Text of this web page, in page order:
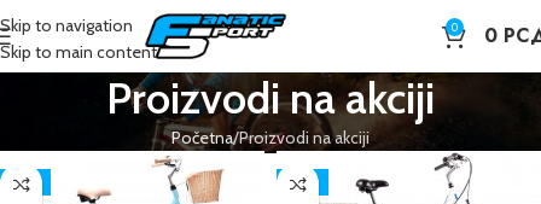
Skip to navigation
Skip to main content
0 0
Proizvodi na akciji
Početna Proizvodi na akciji
-15% -14%